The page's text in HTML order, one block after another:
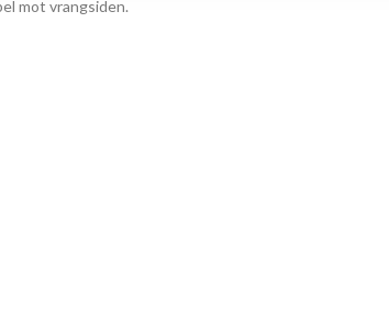
mot vrangsiden.